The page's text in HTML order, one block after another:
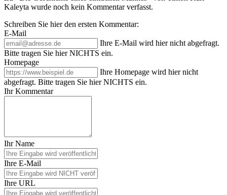
Kaleyta wurde noch kein Kommentar verfasst.
Schreiben Sie hier den ersten Kommentar:
E-Mail
Ihre E-Mail wird hier nicht abgefragt.
Bitte tragen Sie hier NICHTS ein.
Homepage
Ihre Homepage wird hier nicht
abgefragt. Bitte tragen Sie hier NICHTS ein.
Ihr Kommentar
Ihr Name
Ihre E-Mail
Ihre URL